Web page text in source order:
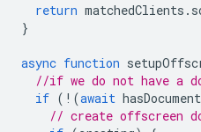
return matchedClients .
}
async function
//if we do not have a
if ( ! (await hasDocument
// create offscreen